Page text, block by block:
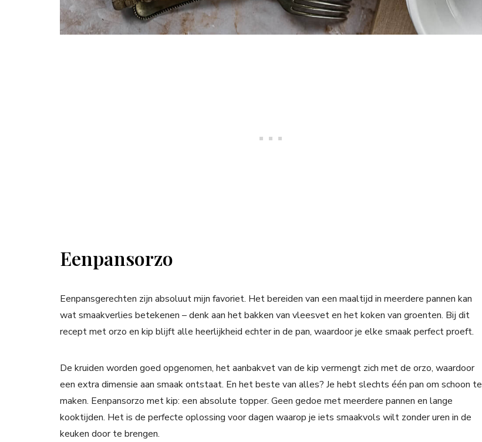
Eenpansorzo
Eenpansgerechten zijn absoluut mijn favoriet. Het bereiden van een maaltijd in meerdere pannen kan
wat smaakverlies betekenen – denk aan het bakken van vleesvet en het koken van groenten. Bij dit
recept met orzo en kip blijft alle heerlijkheid echter in de pan, waardoor je elke smaak perfect proeft.
De kruiden worden goed opgenomen, het aanbakvet van de kip vermengt zich met de orzo, waardoor
een extra dimensie aan smaak ontstaat. En het beste van alles? Je hebt slechts één pan om schoon te
maken. Eenpansorzo met kip: een absolute topper. Geen gedoe met meerdere pannen en lange
kooktijden. Het is de perfecte oplossing voor dagen waarop je iets smaakvols wilt zonder uren in de
keuken door te brengen.